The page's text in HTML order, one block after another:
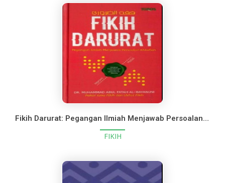
Fikih Darurat: Pegangan Ilmiah Menjawab Persoalan Khilafiah
FIKIH